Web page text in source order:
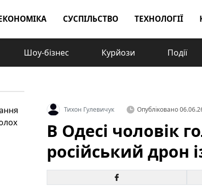
СУСПІЛЬСТВО ТЕХНОЛОГІЇ
Шоу-бізнес Курйози Події
Тихон Гулевичук Опубліковано
В Одесі чоловік
російський дрон